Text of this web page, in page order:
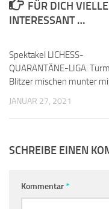
FÜR DICH
INTERESSANT …
Spektakel LICHESS-
QUARANTÄNE-LIGA:
Blitzer mischen munter
JANUAR 27, 2021
SCHREIBE EINEN
Kommentar*